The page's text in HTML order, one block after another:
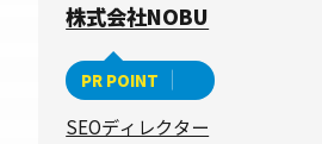
株式会社NOBU
PR POINT
SEOディレクター